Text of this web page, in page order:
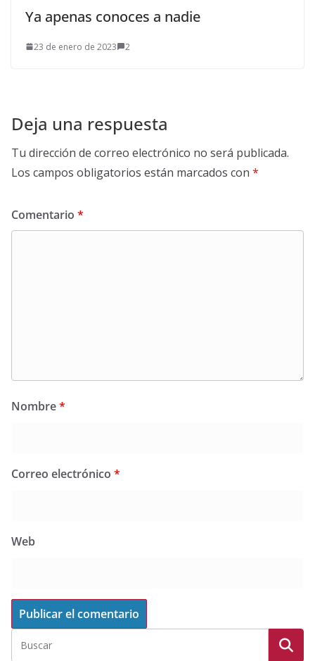
Ya apenas conoces a nadie
23 de enero de 2023 2
Deja una respuesta
Tu dirección de correo electrónico no será publicada.
Los campos obligatorios están marcados con *
Comentario *
Nombre*
Correo electrónico *
Web